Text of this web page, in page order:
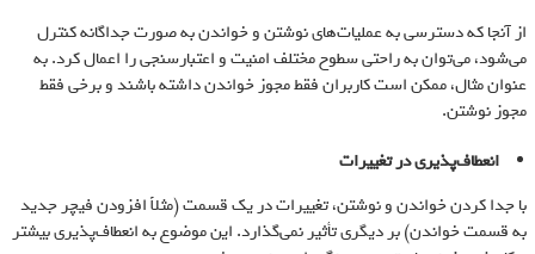
از آنجا که دسترسی به عملیات‌های نوشتن و خواندن به صورت جداگانه کنترل
می‌شود، می‌توان به راحتی سطوح مختلف امنیت و اعتبارسنجی را اعمال کرد. به
عنوان مثال، ممکن است کاربران فقط مجوز خواندن داشته باشند و برخی فقط
مجوز نوشتن.
انعطاف‌پذیری در تغییرات
با جدا کردن خواندن و نوشتن، تغییرات در یک قسمت (مثلاً افزودن فیچر جدید
به قسمت خواندن) بر دیگری تأثیر نمی‌گذارد. این موضوع به انعطاف‌پذیری بیشتر